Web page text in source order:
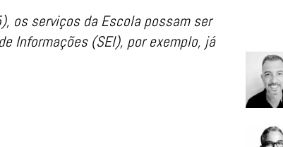
os serviços da Escola possam ser
Informações (SEI), por exemplo, já